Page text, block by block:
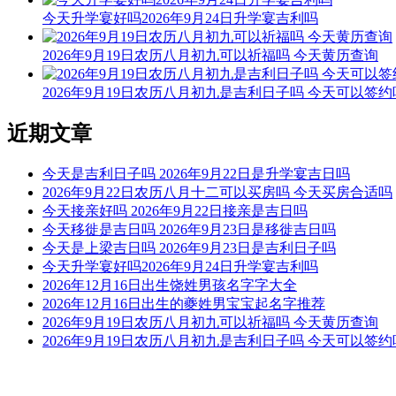
今天升学宴好吗2026年9月24日升学宴吉利吗
2026年9月19日农历八月初九可以祈福吗 今天黄历查询
2026年9月19日农历八月初九是吉利日子吗 今天可以签约
近期文章
今天是吉利日子吗 2026年9月22日是升学宴吉日吗
2026年9月22日农历八月十二可以买房吗 今天买房合适吗
今天接亲好吗 2026年9月22日接亲是吉日吗
今天移徙是吉日吗 2026年9月23日是移徙吉日吗
今天是上梁吉日吗 2026年9月23日是吉利日子吗
今天升学宴好吗2026年9月24日升学宴吉利吗
2026年12月16日出生饶姓男孩名字字大全
2026年12月16日出生的夔姓男宝宝起名字推荐
2026年9月19日农历八月初九可以祈福吗 今天黄历查询
2026年9月19日农历八月初九是吉利日子吗 今天可以签约